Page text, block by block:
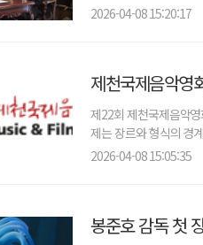
2026-04-08 15:20:17
제천국제음악영
제22회 제천국제음악
제는 장르와 형식의 경
2026-04-08 15:05:35
봉준호 감독 첫